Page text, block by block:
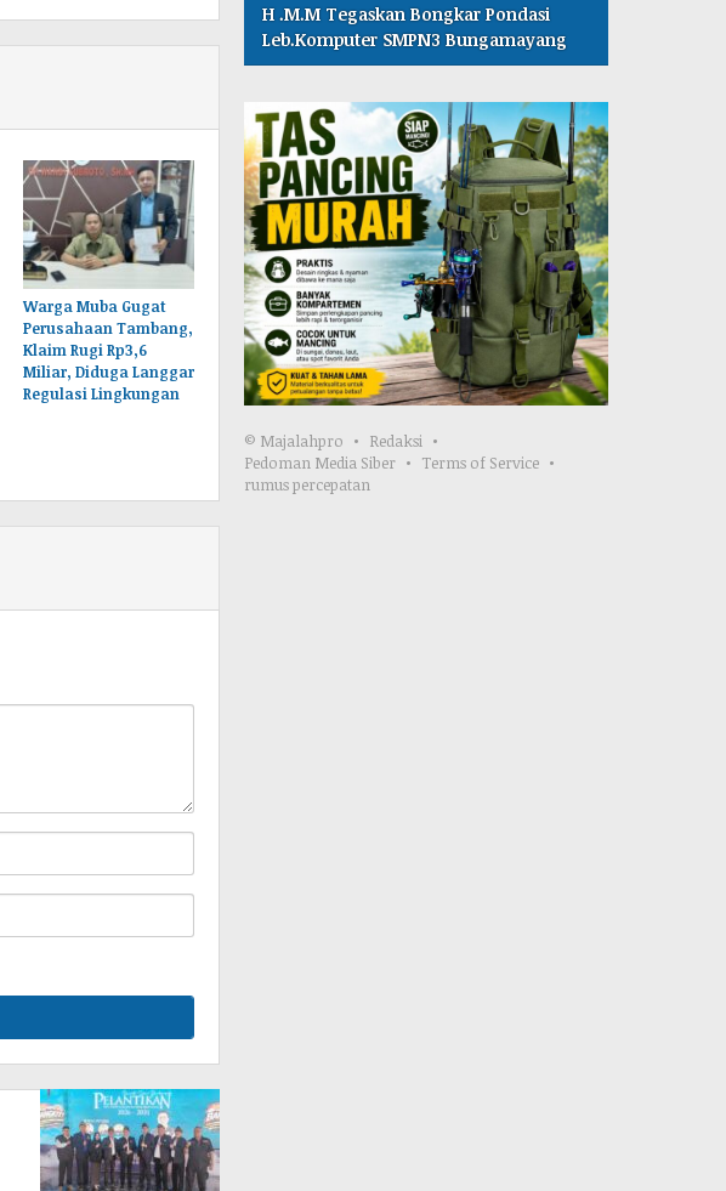
Warga Muba Gugat
Perusahaan Tambang,
Klaim Rugi Rp3,6
Miliar, Diduga Langgar
Regulasi Lingkungan
H .M.M Tegaskan Bongkar Pondasi
Leb.Komputer SMPN3 Bungamayang
© Majalahpro
Redaksi
Pedoman Media Siber
Terms of Service
rumus percepatan